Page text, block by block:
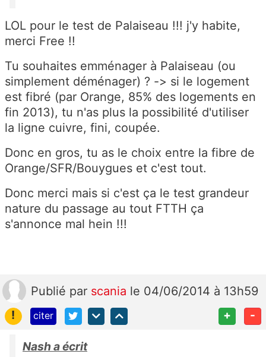
LOL pour le test de Palaiseau !!! j'y habite,
merci Free !!
Tu souhaites emménager à Palaiseau (ou
simplement déménager) ? -> si le logement
est fibré (par Orange, 85% des logements en
fin 2013), tu n'as plus la possibilité d'utiliser
la ligne cuivre, fini, coupée.
Donc en gros, tu as le choix entre la fibre de
Orange/SFR/Bouygues et c'est tout.
Donc merci mais si c'est ça le test grandeur
nature du passage au tout FTTH ça
s'annonce mal hein !!!
Publié par scania le 04/06/2014 à 13h59
!
citer + -
Nash a écrit